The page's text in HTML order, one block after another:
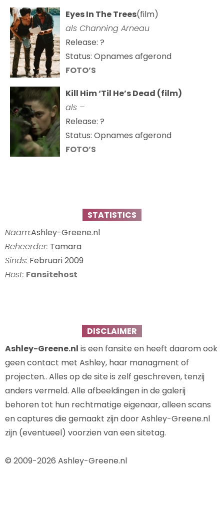
Eyes In The Trees(film)
als Channing Arneau
Release: ?
Status: Opnames afgerond
FOTO’S
Kill Him ‘Til He’s Dead (film)
als –
Release: ?
Status: Opnames afgerond
FOTO’S
STATISTICS
Naam:Ashley-Greene.nl
Beheerder: Tamara
Sinds: Februari 2009
Host: Fansitehost
DISCLAIMER
Ashley-Greene.nl is een fansite en heeft daarom ook
geen contact met Ashley, haar managment of
projecten.. Alles op de site is zelf geschreven, tenzij
anders vermeld. Alle afbeeldingen in de galerij
behoren tot hun rechtmatige eigenaar, alleen scans
en captures die gemaakt zijn door Ashley-Greene.nl
zijn (eventueel) voorzien van een sitetag.
© 2009-2026 Ashley-Greene.nl